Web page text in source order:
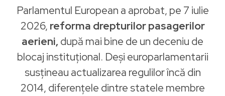
Parlamentul European a aprobat, pe 7 iulie
2026, reforma drepturilor pasagerilor
aerieni, după mai bine de un deceniu de
blocaj instituțional. Deși europarlamentarii
susțineau actualizarea regulilor încă din
2014, diferențele dintre statele membre